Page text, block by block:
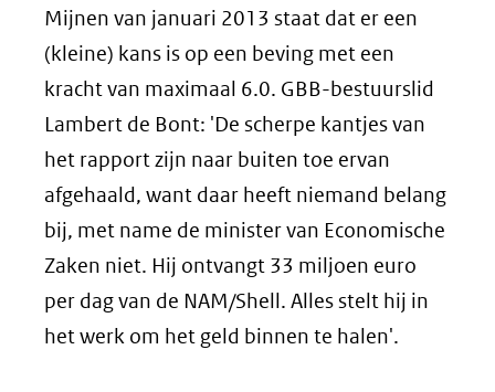
Mijnen van januari 2013 staat dat er een
(kleine) kans is op een beving met een
kracht van maximaal 6.0. GBB-bestuurslid
Lambert de Bont: 'De scherpe kantjes van
het rapport zijn naar buiten toe ervan
afgehaald, want daar heeft niemand belang
bij, met name de minister van Economische
Zaken niet. Hij ontvangt 33 miljoen euro
per dag van de NAM/Shell. Alles stelt hij in
het werk om het geld binnen te halen'.